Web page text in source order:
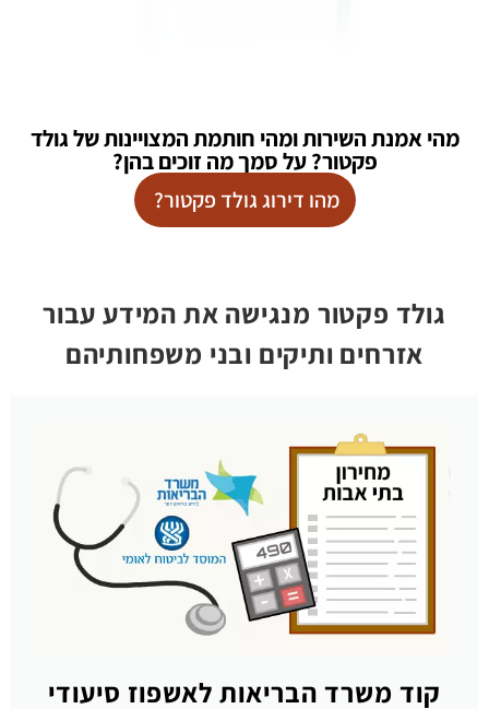
מהי אמנת השירות ומהי חותמת המצויינות של גולד
פקטור? על סמך מה זוכים בהן?
מהו דירוג גולד פקטור?
גולד פקטור מנגישה את המידע עבור
אזרחים ותיקים ובני משפחותיהם
קוד משרד הבריאות לאשפוז סיעודי